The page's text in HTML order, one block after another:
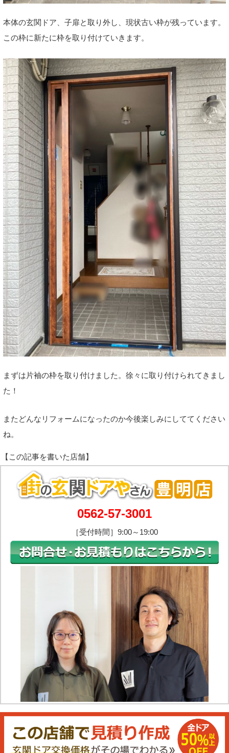
本体の玄関ドア、子扉と取り外し、現状古い枠が残っています。
この枠に新たに枠を取り付けていきます。
まずは片袖の枠を取り付けました。徐々に取り付けられてきまし
た！
またどんなリフォームになったのか今後楽しみにしててください
ね。
0562-57-3001
［受付時間］9:00～19:00